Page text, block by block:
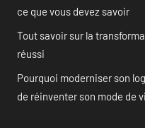
ce que vous devez savoir
Tout savoir sur la
réussi
Pourquoi moderniser son
de réinventer son mode de